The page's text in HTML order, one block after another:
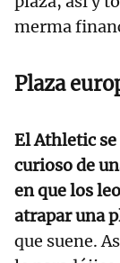
merma
Plaza
El Athletic
curioso de
en que los
atrapar una
que suene.